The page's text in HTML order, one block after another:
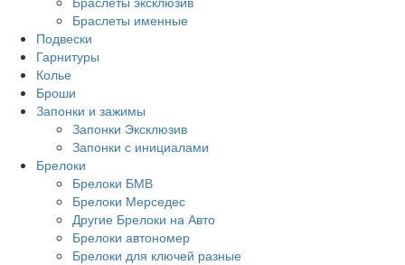
Браслеты именные
Подвески
Гарнитуры
Колье
Броши
Запонки и зажимы
Запонки Эксклюзив
Запонки с инициалами
Брелоки
Брелоки БМВ
Брелоки Мерседес
Другие Брелоки на Авто
Брелоки автономер
Брелоки для ключей разные